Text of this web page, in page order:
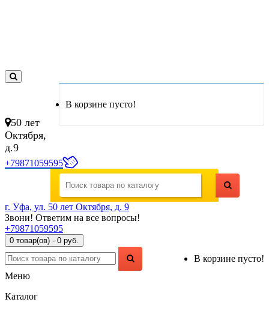
В корзине пусто!
50 лет
Октября,
д.9
+79871059595
г. Уфа, ул. 50 лет Октября, д. 9
Звони! Ответим на все вопросы!
+79871059595
0 товар(ов) - 0 руб.
В корзине пусто!
Меню
Каталог